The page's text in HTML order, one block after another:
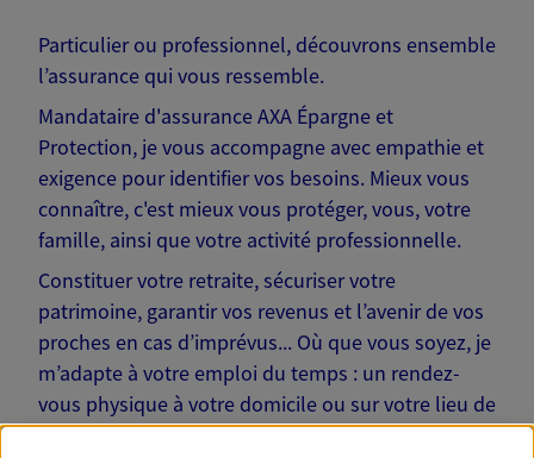
Particulier ou professionnel, découvrons ensemble
l’assurance qui vous ressemble.
Mandataire d'assurance AXA Épargne et
Protection, je vous accompagne avec empathie et
exigence pour identifier vos besoins. Mieux vous
connaître, c'est mieux vous protéger, vous, votre
famille, ainsi que votre activité professionnelle.
Constituer votre retraite, sécuriser votre
patrimoine, garantir vos revenus et l’avenir de vos
proches en cas d’imprévus... Où que vous soyez, je
m’adapte à votre emploi du temps : un rendez-
vous physique à votre domicile ou sur votre lieu de
travail… Je suis là pour échanger avec vous !